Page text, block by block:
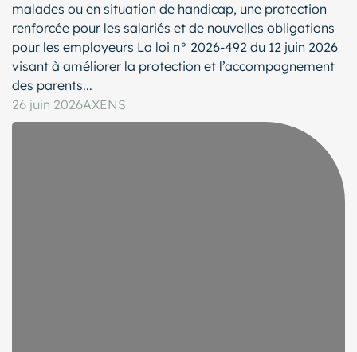
malades ou en situation de handicap, une protection
renforcée pour les salariés et de nouvelles obligations
pour les employeurs La loi n° 2026-492 du 12 juin 2026
visant à améliorer la protection et l’accompagnement
des parents...
26 juin 2026AXENS